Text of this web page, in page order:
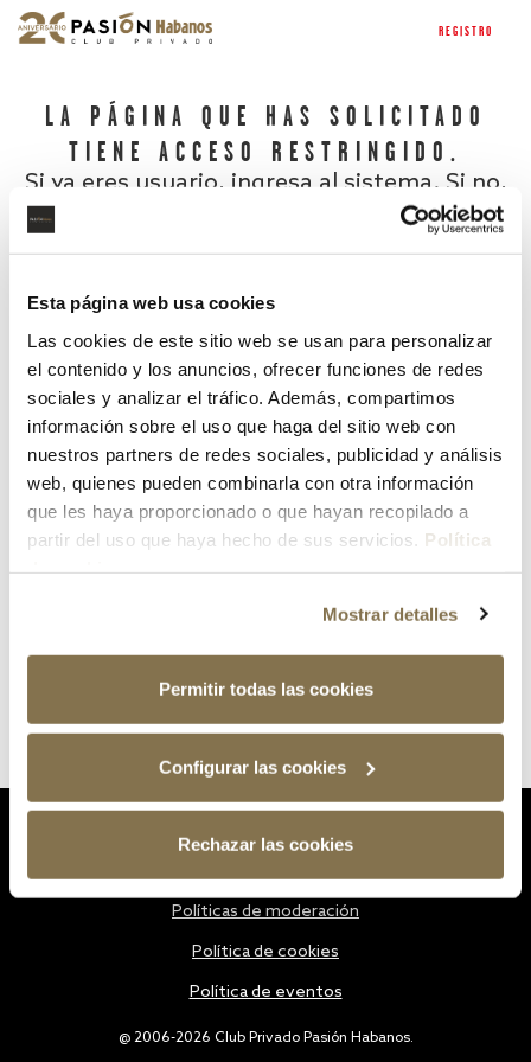
Esta página web usa cookies
Las cookies de este sitio web se usan para personalizar
el contenido y los anuncios, ofrecer funciones de redes
sociales y analizar el tráfico. Además, compartimos
información sobre el uso que haga del sitio web con
nuestros partners de redes sociales, publicidad y análisis
web, quienes pueden combinarla con otra información
que les haya proporcionado o que hayan recopilado a
partir del uso que haya hecho de sus servicios. Política
Mostrar detalles
Permitir todas las cookies
Configurar las cookies
Rechazar las cookies
REGISTRO
LA PÁGINA QUE HAS SOLICITADO
TIENE ACCESO RESTRINGIDO.
Si ya eres usuario, ingresa al sistema. Si no,
¿Has olvidado tu contraseña?
@ 2006-2026 Club Privado Pasión Habanos.
Políticas de moderación
Política de cookies
Política de eventos